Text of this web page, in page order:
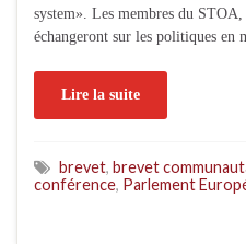
system». Les membres du
échangeront sur les politiques en
Lire la suite
brevet, brevet
conférence, Parlement